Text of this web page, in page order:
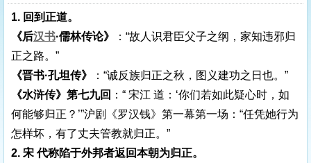
1. 回到正道。
《后汉书·儒林传论》
：“故人识君臣父子之纲，家知违邪归
正之路。”
《晋书·孔坦传》
：“诚反族归正之秋，图义建功之日也。”
《水浒传》第七九回 ：“ 宋江 道：‘你们若如此疑心时，如
何能够归正？’”沪剧《罗汉钱》第一幕第一场：“任凭她行为
怎样坏，有了丈夫管教就归正。”
2. 宋 代称陷于外邦者返回本朝为归正。